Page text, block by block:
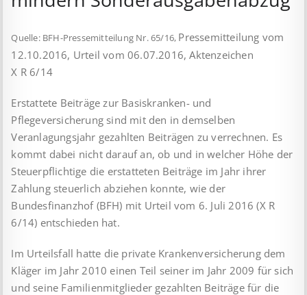
Quelle: BFH-Pressemitteilung Nr. 65/16, Pressemitteilung vom
12.10.2016, Urteil vom 06.07.2016, Aktenzeichen
X R 6/14
Erstattete Beiträge zur Basiskranken- und
Pflegeversicherung sind mit den in dem­sel­ben
Veranlagungsjahr gezahlten Beiträgen zu verrechnen. Es
kommt dabei nicht darauf an, ob und in welcher Höhe der
Steuer­pflich­tige die erstatteten Beiträge im Jahr ihrer
Zahlung steuer­lich abziehen konnte, wie der
Bundesfinanzhof (BFH) mit Urteil vom 6. Juli 2016 (X R
6/14) entschieden hat.
Im Urteilsfall hatte die private Krankenversicherung dem
Kläger im Jahr 2010 einen Teil seiner im Jahr 2009 für sich
und seine Familienmitglieder gezahlten Beiträge für die